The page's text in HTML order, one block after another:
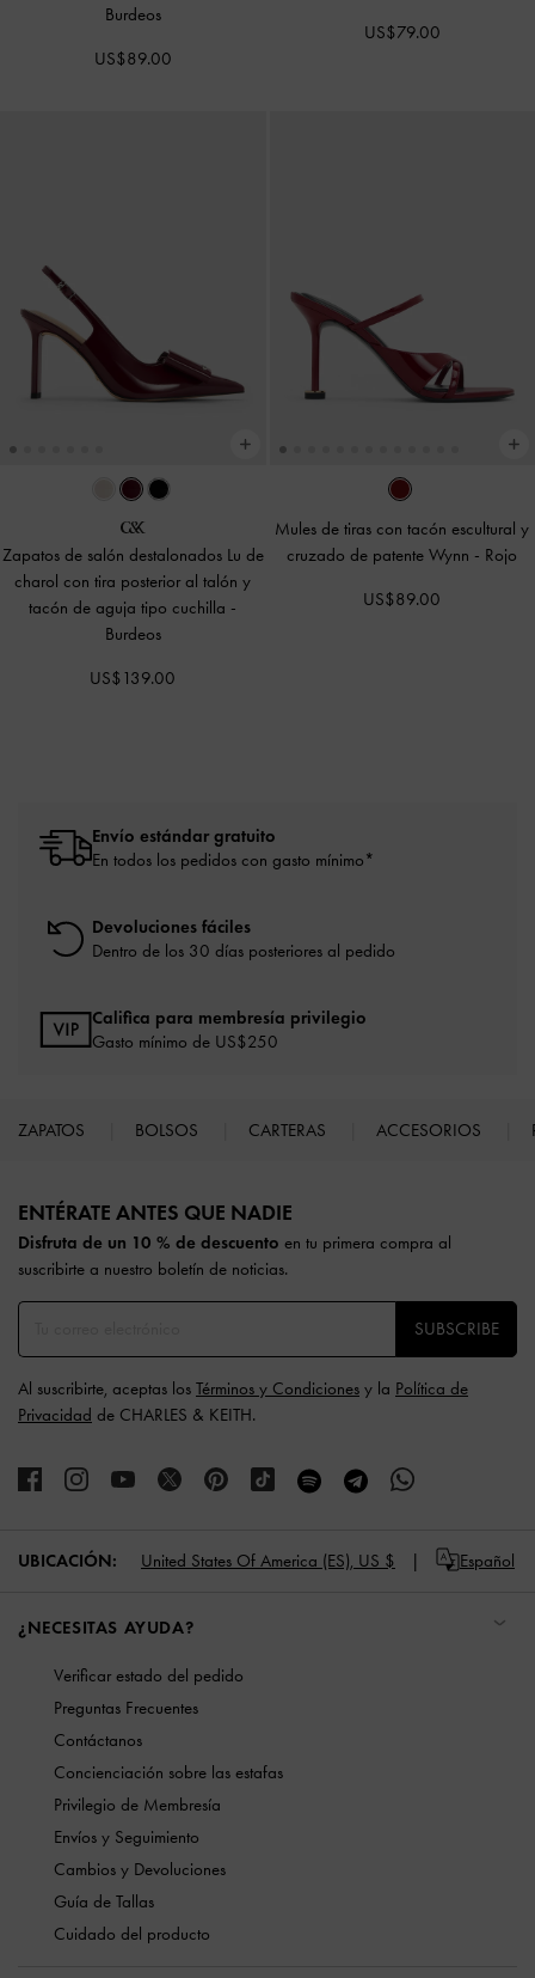
Burdeos
US$89.00
US$79.00
Zapatos de salón destalonados Lu de
charol con tira posterior al talón y
tacón de aguja tipo cuchilla -
Burdeos
US$139.00
Mules de tiras con tacón escultural y
cruzado de patente Wynn - Rojo
US$89.00
Envío estándar gratuito
En todos los pedidos con gasto mínimo*
Devoluciones fáciles
Dentro de los 30 días posteriores al pedido
Califica para membresía privilegio
Gasto mínimo de US$250
ZAPATOS BOLSOS CARTERAS ACCESORIOS
ENTÉRATE ANTES QUE NADIE​​
Disfruta de un 10 % de descuento en tu primera compra al
suscribirte a nuestro boletín de noticias.
SUBSCRIBE
Al suscribirte, aceptas los Términos y Condiciones y la Política de
Privacidad de CHARLES & KEITH.
UBICACIÓN: United States Of America (ES), US $ Español
¿NECESITAS AYUDA?
Verificar estado del pedido
Preguntas Frecuentes
Contáctanos
Concienciación sobre las estafas
Privilegio de Membresía
Envíos y Seguimiento
Cambios y Devoluciones
Guía de Tallas
Cuidado del producto